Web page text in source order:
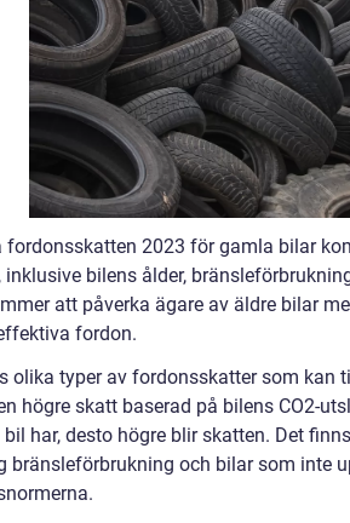
fordonsskatten 2023 för gamla bilar
inklusive bilens ålder,
att påverka ägare av äldre bilar
fordon.
olika typer av fordonsskatter som kan
högre skatt baserad på bilens CO2-
bil har, desto högre blir skatten. Det
bränsleförbrukning och bilar som inte